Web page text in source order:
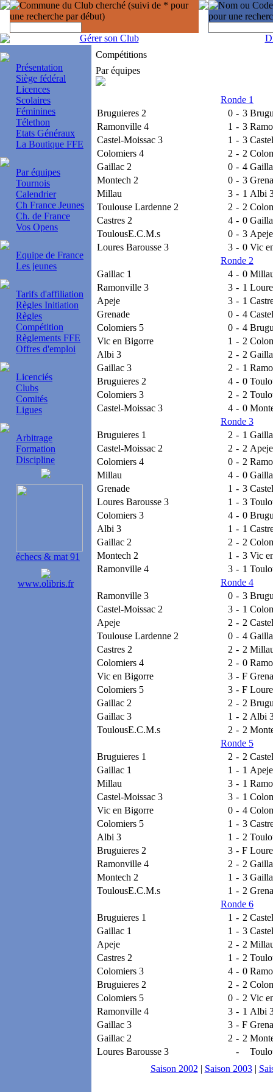
Gérer son Club
Présentation
Siège fédéral
Licences
Scolaires
Féminines
Télethon
Etats Généraux
La Boutique FFE
Par équipes
Tournois
Calendrier
Ch France Jeunes
Ch. de France
Vos Opens
Equipe de France
Les jeunes
Tarifs d'affiliation
Règles Initiation
Règles
Compétition
Règlements FFE
Offres d'emploi
Licenciés
Clubs
Comités
Ligues
Arbitrage
Formation
Discipline
échecs & mat 91
www.olibris.fr
Compétitions
Par équipes
Ronde 1
Bruguieres 2
0 - 3
Ramonville 4
1 - 3
Castel-Moissac 3
1 - 3
Colomiers 4
2 - 2
Gaillac 2
0 - 4
Montech 2
0 - 3
Millau
3 - 1 Albi
Toulouse Lardenne 2
2 - 2
Castres 2
4 - 0
ToulousE.C.M.s
0 - 3 Apeje
Loures Barousse 3
3 - 0 Vic
Ronde 2
Gaillac 1
4 - 0
Ramonville 3
3 - 1
Apeje
3 - 1
Grenade
0 - 4
Colomiers 5
0 - 4
Vic en Bigorre
1 - 2
Albi 3
2 - 2
Gaillac 3
2 - 1
Bruguieres 2
4 - 0
Colomiers 3
2 - 2
Castel-Moissac 3
4 - 0
Ronde 3
Bruguieres 1
2 - 1
Castel-Moissac 2
2 - 2 Apeje
Colomiers 4
0 - 2
Millau
4 - 0
Grenade
1 - 3
Loures Barousse 3
1 - 3
Colomiers 3
4 - 0
Albi 3
1 - 1
Gaillac 2
2 - 2
Montech 2
1 - 3 Vic
Ramonville 4
3 - 1
Ronde 4
Ramonville 3
0 - 3
Castel-Moissac 2
3 - 1
Apeje
2 - 2
Toulouse Lardenne 2
0 - 4
Castres 2
2 - 2
Colomiers 4
2 - 0
Vic en Bigorre
3 - F
Colomiers 5
3 - F
Gaillac 2
2 - 2
Gaillac 3
1 - 2 Albi
ToulousE.C.M.s
2 - 2
Ronde 5
Bruguieres 1
2 - 2
Gaillac 1
1 - 1 Apeje
Millau
3 - 1
Castel-Moissac 3
3 - 1
Vic en Bigorre
0 - 4
Colomiers 5
1 - 3
Albi 3
1 - 2
Bruguieres 2
3 - F
Ramonville 4
2 - 2
Montech 2
1 - 3
ToulousE.C.M.s
1 - 2
Ronde 6
Bruguieres 1
1 - 2
Gaillac 1
1 - 3
Apeje
2 - 2
Castres 2
1 - 2
Colomiers 3
4 - 0
Bruguieres 2
2 - 2
Colomiers 5
0 - 2 Vic
Ramonville 4
3 - 1 Albi
Gaillac 3
3 - F
Gaillac 2
2 - 2
Loures Barousse 3
-
Saison 2002 | Saison 2003|